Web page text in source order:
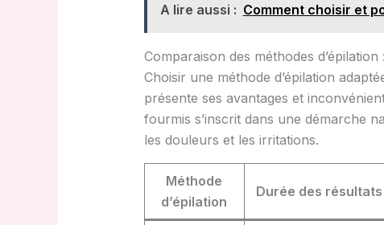
A lire aussi : Comment choisir et
Comparaison des méthodes
Choisir une méthode d’épilation
présente ses avantages et
fourmis s’inscrit dans une démarche
les douleurs et les irritations.
Méthode
d’épilation
Durée des résultats